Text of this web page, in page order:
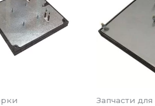
Запчасти для